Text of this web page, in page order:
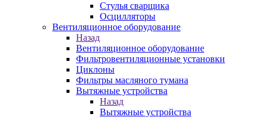
Стулья сварщика
Осцилляторы
Вентиляционное оборудование
Назад
Вентиляционное оборудование
Фильтровентиляционные установки
Циклоны
Фильтры масляного тумана
Вытяжные устройства
Назад
Вытяжные устройства